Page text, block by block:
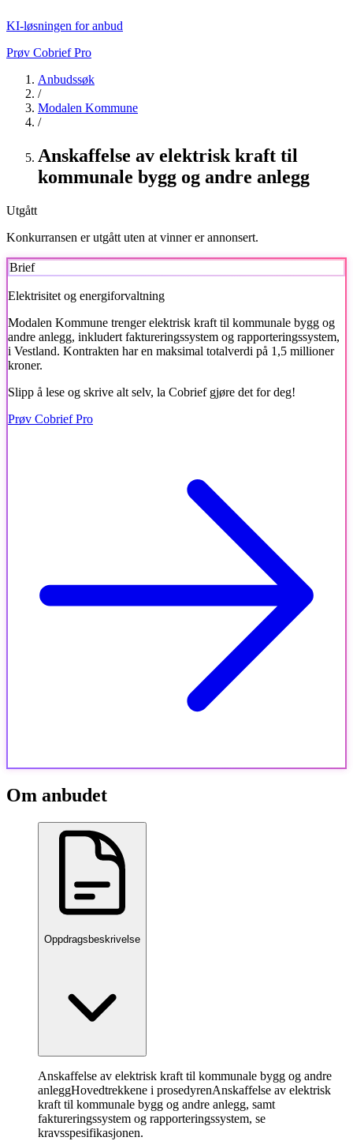
KI-løsningen for anbud
Prøv Cobrief Pro
Anbudssøk
/
Modalen Kommune
/
Anskaffelse av elektrisk kraft til
kommunale bygg og andre anlegg
Utgått
Konkurransen er utgått uten at vinner er annonsert.
Brief
Elektrisitet og energiforvaltning
Modalen Kommune trenger elektrisk kraft til kommunale bygg og
andre anlegg, inkludert faktureringssystem og rapporteringssystem,
i Vestland. Kontrakten har en maksimal totalverdi på 1,5 millioner
kroner.
Slipp å lese og skrive alt selv, la Cobrief gjøre det for deg!
Prøv Cobrief Pro
Om anbudet
Oppdragsbeskrivelse
Anskaffelse av elektrisk kraft til kommunale bygg og andre
anleggHovedtrekkene i prosedyrenAnskaffelse av elektrisk
kraft til kommunale bygg og andre anlegg, samt
faktureringssystem og rapporteringssystem, se
kravsspesifikasjonen.